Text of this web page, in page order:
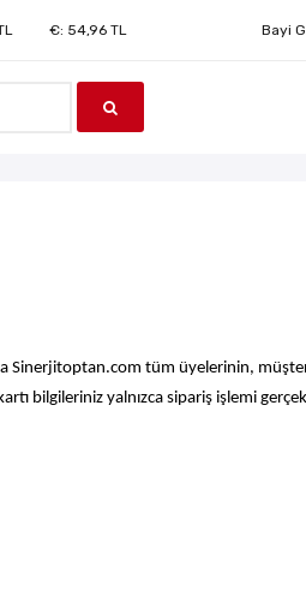
€: 54,96TL Bayi
Sinerjitoptan.com tüm üyelerinin,
bilgileriniz yalnızca sipariş işlemi